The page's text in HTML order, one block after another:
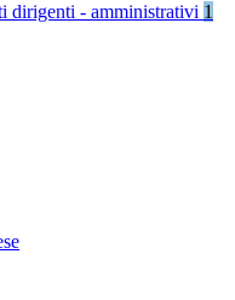
dirigenti - amministrativi 1